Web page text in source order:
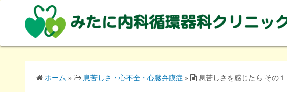
ン
ホーム » 息苦しさ・心不全・心臓弁膜症 » 息苦しさを感じたら その